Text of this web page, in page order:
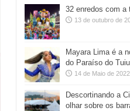
32 enredos com a
13 de outubro de
Mayara Lima é a
do Paraíso do
14 de Maio de 2022
Descortinando a
olhar sobre os